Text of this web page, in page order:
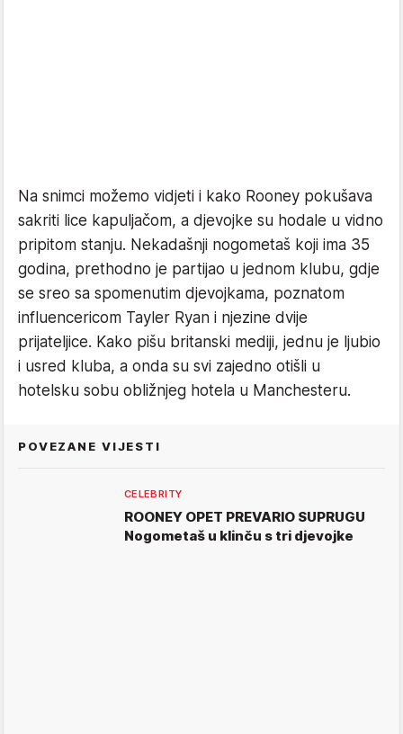
Na snimci možemo vidjeti i kako Rooney pokušava
sakriti lice kapuljačom, a djevojke su hodale u vidno
pripitom stanju. Nekadašnji nogometaš koji ima 35
godina, prethodno je partijao u jednom klubu, gdje
se sreo sa spomenutim djevojkama, poznatom
influencericom Tayler Ryan i njezine dvije
prijateljice. Kako pišu britanski mediji, jednu je ljubio
i usred kluba, a onda su svi zajedno otišli u
hotelsku sobu obližnjeg hotela u Manchesteru.
POVEZANE VIJESTI
CELEBRITY
ROONEY OPET PREVARIO SUPRUGU
Nogometaš u klinču s tri djevojke